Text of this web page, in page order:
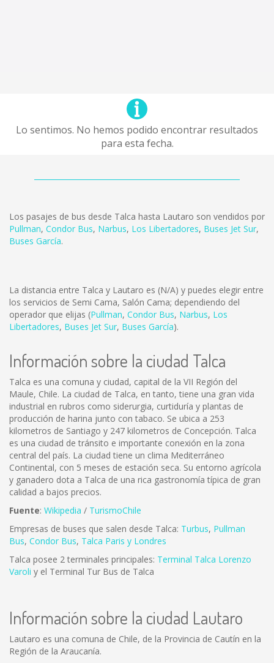
Lo sentimos. No hemos podido encontrar resultados
para esta fecha.
Los pasajes de bus desde Talca hasta Lautaro son vendidos por
Pullman, Condor Bus, Narbus, Los Libertadores, Buses Jet Sur,
Buses García.
La distancia entre Talca y Lautaro es (N/A) y puedes elegir entre
los servicios de Semi Cama, Salón Cama; dependiendo del
operador que elijas (Pullman, Condor Bus, Narbus, Los
Libertadores, Buses Jet Sur, Buses García).
Información sobre la ciudad Talca
Talca es una comuna y ciudad, capital de la VII Región del
Maule, Chile. La ciudad de Talca, en tanto, tiene una gran vida
industrial en rubros como siderurgia, curtiduría y plantas de
producción de harina junto con tabaco. Se ubica a 253
kilometros de Santiago y 247 kilometros de Concepción. Talca
es una ciudad de tránsito e importante conexión en la zona
central del país. La ciudad tiene un clima Mediterráneo
Continental, con 5 meses de estación seca. Su entorno agrícola
y ganadero dota a Talca de una rica gastronomía típica de gran
calidad a bajos precios.
Fuente: Wikipedia / TurismoChile
Empresas de buses que salen desde Talca: Turbus, Pullman
Bus, Condor Bus, Talca Paris y Londres
Talca posee 2 terminales principales: Terminal Talca Lorenzo
Varoli y el Terminal Tur Bus de Talca
Información sobre la ciudad Lautaro
Lautaro es una comuna de Chile, de la Provincia de Cautín en la
Región de la Araucanía.